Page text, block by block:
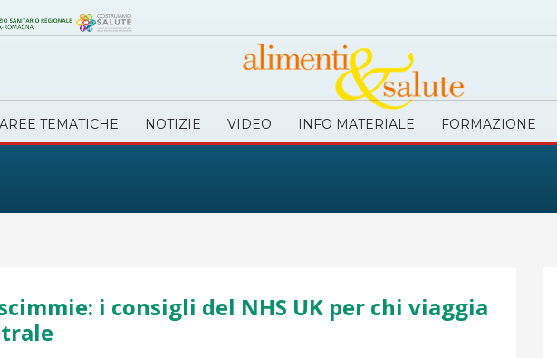
AREE TEMATICHE NOTIZIE VIDEO INFO MATERIALE FORMAZIONE
i consigli del NHS UK per chi viaggia